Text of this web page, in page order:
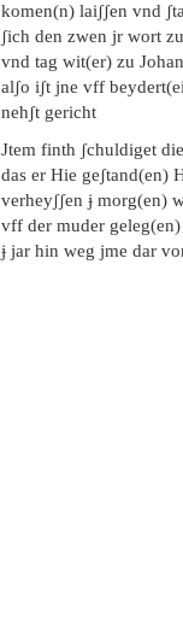
komen(n) laiʃʃen vnd
ʃich den zwen jr wort
vnd tag wit(er) zu
alʃo iʃt jne vff
nehʃt gericht
Jtem finth ʃchuldiget
das er Hie geʃtand(en)
verheyʃʃen ɉ morg(en)
vff der muder
ɉ jar hin weg jme dar